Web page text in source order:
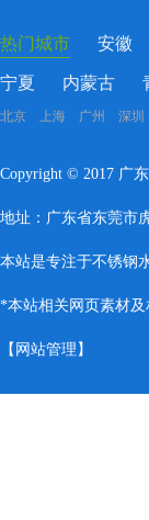
热门城市 安徽
宁夏 内蒙古
北京 上海 广州 深
Copyright © 2017 广
地址：广东省东莞市
本站是专注于不锈钢
*本站相关网页素材
【 网站管理 】